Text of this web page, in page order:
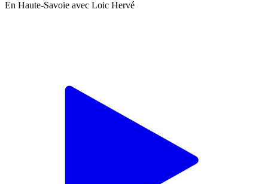
En Haute-Savoie avec Loic Hervé